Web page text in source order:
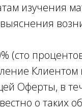
изучения
(сто
Оферты, в
о таких